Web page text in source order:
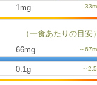
1mg
（一食あたりの目安）
66mg
0.1g